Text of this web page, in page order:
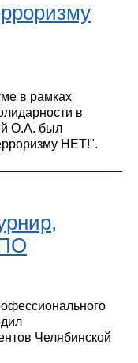
в рамках
в
О.А. был
НЕТ!".
Челябинской